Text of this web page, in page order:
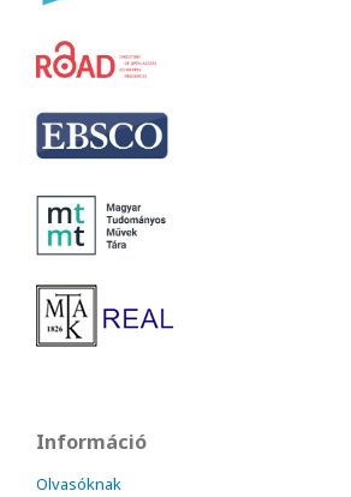
Információ
Olvasóknak